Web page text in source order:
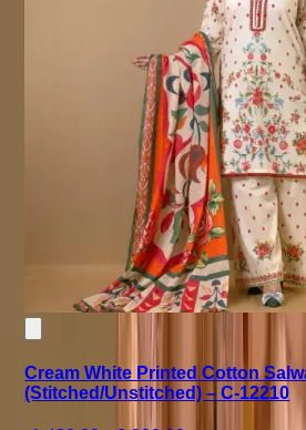
Cream White Printed Cotton
(Stitched/Unstitched) – C-12210